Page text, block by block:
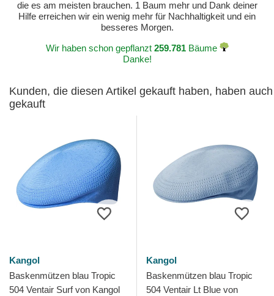
die es am meisten brauchen. 1 Baum mehr und Dank deiner
Hilfe erreichen wir ein wenig mehr für Nachhaltigkeit und ein
besseres Morgen.
Wir haben schon gepflanzt 259.781Bäume
Danke!
Kunden, die diesen Artikel gekauft haben, haben auch
gekauft
Kangol
Baskenmützen blau Tropic
504 Ventair Surf von Kangol
Kangol
Baskenmützen blau Tropic
504 Ventair Lt Blue von